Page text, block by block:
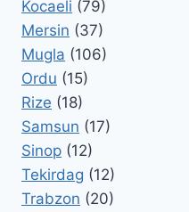
Kocaeli (79)
Mersin (37)
Mugla (106)
Ordu (15)
Rize (18)
Samsun (17)
Sinop (12)
Tekirdag (12)
Trabzon (20)